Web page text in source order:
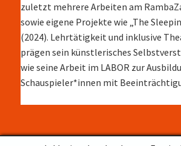
zuletzt mehrere Arbeiten am
sowie eigene Projekte wie „The
(2024). Lehrtätigkeit und inklusive
prägen sein künstlerisches
wie seine Arbeit im LABOR zur
Schauspieler*innen mit